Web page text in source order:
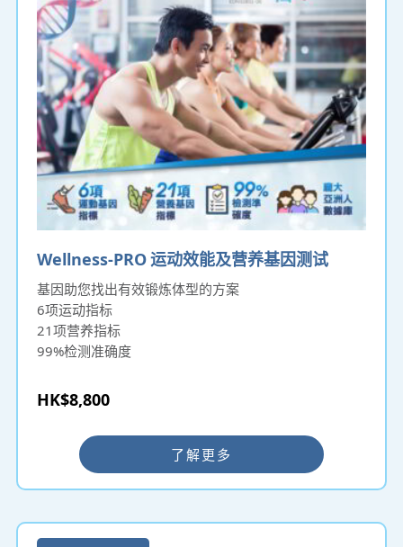
Wellness-PRO 运动效能及营养基因测试
基因助您找出有效锻炼体型的方案
6项运动指标
21项营养指标
99%检测准确度
HK$8,800
了解更多